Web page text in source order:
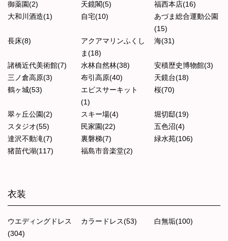
御薬園(2)
天鏡閣(5)
福西本店(16)
大和川酒造(1)
自宅(10)
あづま総合運動公園
(15)
長床(8)
アクアマリンふくし
ま(18)
海(31)
諸橋近代美術館(7) 水林自然林(38)
安積歴史博物館(3)
三ノ倉高原(3)
布引高原(40)
天鏡台(18)
鶴ヶ城(53)
エビスサーキット
(1)
桜(70)
翠ヶ丘公園(2) スキー場(4)
堀切邸(19)
スタジオ(55)
民家園(22)
五色沼(4)
達沢不動滝(7)
裏磐梯(7)
緑水苑(106)
猪苗代湖(117)
福島市音楽堂(2)
衣装
ウエディングドレス
(304)
カラードレス(53) 白無垢(100)